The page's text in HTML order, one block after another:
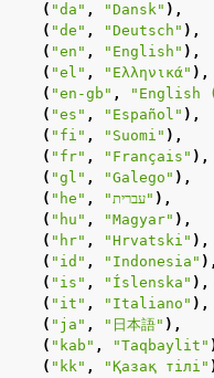
( "da" , "Dansk" ),
( "de" , "Deutsch" ),
( "en" , "English" ),
( "el" , "Ελληνικά" ),
( "en-gb" , "English
( "es" , "Español" ),
( "fi" , "Suomi" ),
( "fr" , "Français" ),
( "gl" , "Galego" ),
( "he" , "עברית" ),
( "hu" , "Magyar" ),
( "hr" , "Hrvatski" ),
( "id" , "Indonesia" ),
( "is" , "Íslenska" ),
( "it" , "Italiano" ),
( "ja" , "日本語" ),
( "kab" , "Taqbaylit"
( "kk" , "Қазақ тілі"